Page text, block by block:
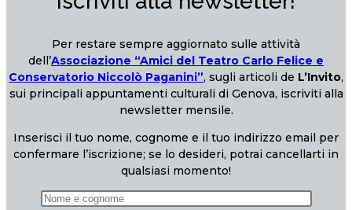
Per restare sempre aggiornato sulle attività
dell’Associazione “Amici del Teatro Carlo Felice e
Conservatorio Niccolò Paganini”, sugli articoli de L’Invito,
sui principali appuntamenti culturali di Genova, iscriviti alla
newsletter mensile.
Inserisci il tuo nome, cognome e il tuo indirizzo email per
confermare l’iscrizione; se lo desideri, potrai cancellarti in
qualsiasi momento!